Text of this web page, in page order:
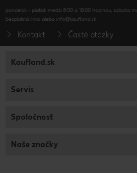
pondelok - piatok medzi 8:00 a 18:00 hodinou, sobota
bezplatná linka alebo info@kaufland.sk
Kontakt Časté otázky
Kaufland.sk
Servis
Spoločnosť
Naše značky